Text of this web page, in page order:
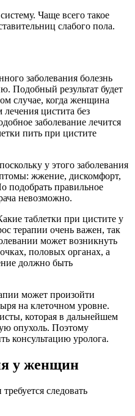
Чаще всего такое
слабого пола.
заболевания болезнь
Подобный результат будет
случае, когда женщина
цистита без
заболевание лечится
пить при цистите
у этого заболевания
жжение, дискомфорт,
подобрать правильное
невозможно.
таблетки при цистите у
терапии очень важен, так
может возникнуть
половых органах, а
должно быть
может произойти
на клеточном уровне.
которая в дальнейшем
опухоль. Поэтому
консультацию уролога.
у женщин
следовать